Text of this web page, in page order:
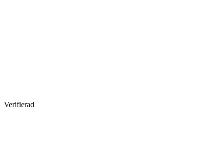
Verifierad